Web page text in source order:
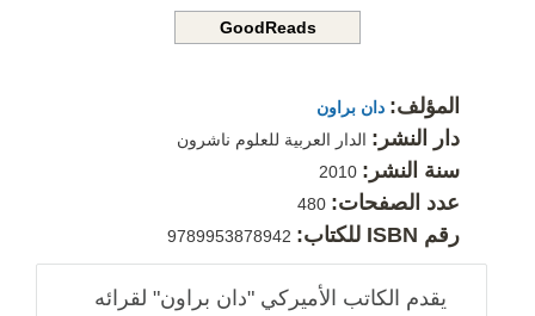
GoodReads
المؤلف: دان براون
دار النشر: الدار العربية للعلوم ناشرون
سنة النشر:
عدد الصفحات:
رقم ISBN للكتاب: 9789953878942
يقدم الكاتب الأميركي "دان براون" لقرائه